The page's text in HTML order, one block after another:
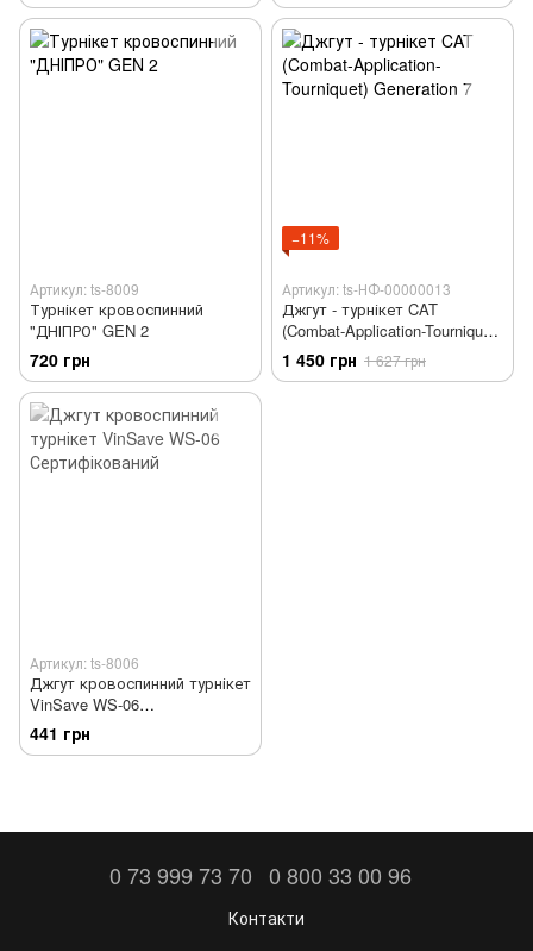
Артикул: ts-8009
Турнікет кровоспинний
"ДНІПРО" GEN 2
720 грн
−11%
Артикул: ts-НФ-00000013
Джгут - турнікет CAT
(Combat-Application-Tourniquet)
Generation 7
1 450 грн 1 627 грн
Артикул: ts-8006
Джгут кровоспинний турнікет
VinSave WS-06
Сертифікований
441 грн
0 73 999 73 70 0 800 33 00 96
Контакти